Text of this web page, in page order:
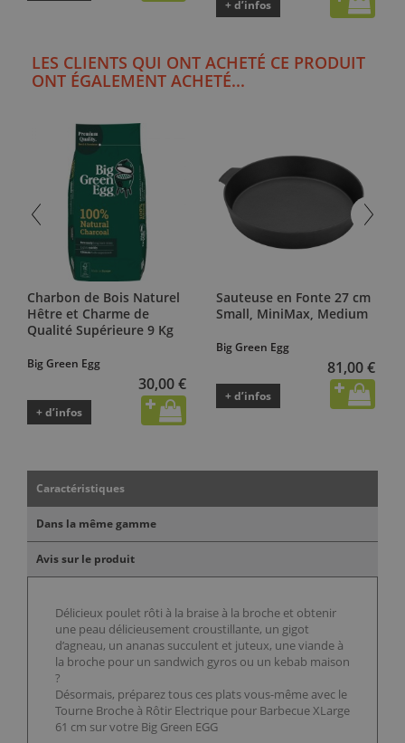
+ d’infos
LES CLIENTS QUI ONT ACHETÉ CE PRODUIT
ONT ÉGALEMENT ACHETÉ...
Charbon de Bois Naturel
Hêtre et Charme de
Qualité Supérieure 9 Kg
Big Green Egg
30,00 €
+ d’infos
Sauteuse en Fonte 27 cm
Small, MiniMax, Medium
Big Green Egg
81,00 €
+ d’infos
Caractéristiques
Dans la même gamme
Avis sur le produit
Délicieux poulet rôti à la braise à la broche et obtenir
une peau délicieusement croustillante, un gigot
d’agneau, un ananas succulent et juteux, une viande à
la broche pour un sandwich gyros ou un kebab maison
?
Désormais, préparez tous ces plats vous-même avec le
Tourne Broche à Rôtir Electrique pour Barbecue XLarge
61 cm sur votre Big Green EGG